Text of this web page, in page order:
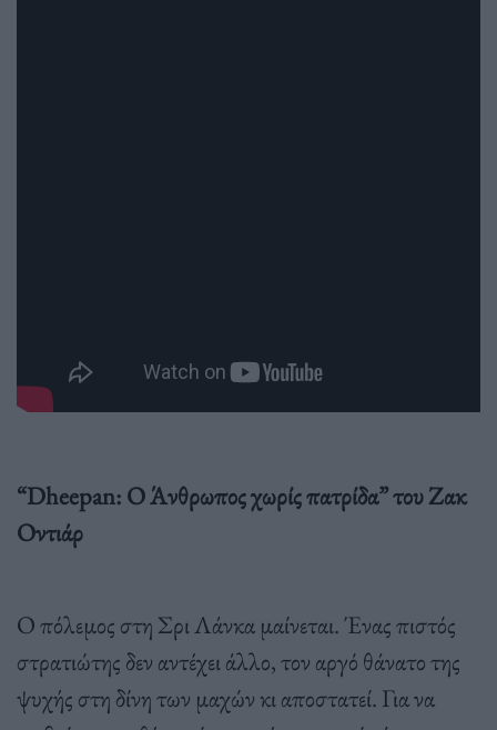
“Dheepan: O Άνθρωπος χωρίς πατρίδα” του Ζακ
Οντιάρ
Ο πόλεμος στη Σρι Λάνκα μαίνεται. Ένας πιστός
στρατιώτης δεν αντέχει άλλο, τον αργό θάνατο της
ψυχής στη δίνη των μαχών κι αποστατεί. Για να